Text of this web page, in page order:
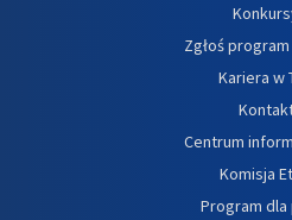
Zgłoś program
Kariera w
Centrum
Komisja
Program dla